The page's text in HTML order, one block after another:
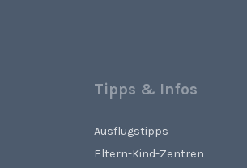
Tipps & Infos
Ausflugstipps
Eltern-Kind-Zentren